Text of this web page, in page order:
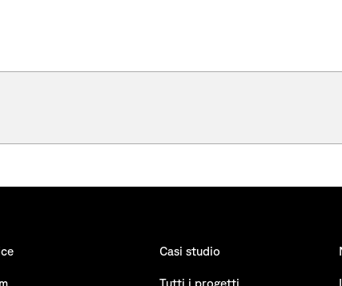
Casi studio
Tutti i progetti